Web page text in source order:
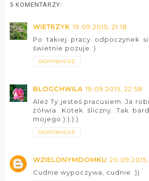
5 KOMENTARZY:
WIETRZYK 19.09.2015, 21:18
Po takiej pracy odpoczynek
świetnie pozuje :)
ODPOWIEDZ
BLOGCHWILA 19.09.2015, 22:58
Ależ Ty jesteś pracusiem. Ja
żółwia. Kotek śliczny. Tak
mojego:):):):)
ODPOWIEDZ
WZIELONYMDOMKU 20.09.2015,
Cudnie wypoczywa, cudnie :))